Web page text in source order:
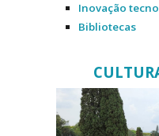
Inovação
Bibliotecas